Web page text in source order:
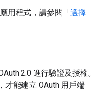
用程式，請參閱「選擇
2.0 進行驗證及授權。
才能建立 OAuth 用戶端